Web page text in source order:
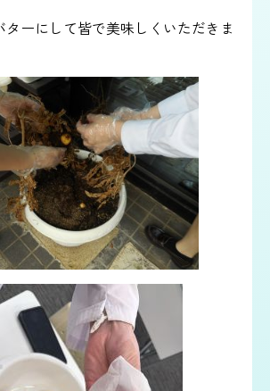
ターにして皆で美味しくいただきま